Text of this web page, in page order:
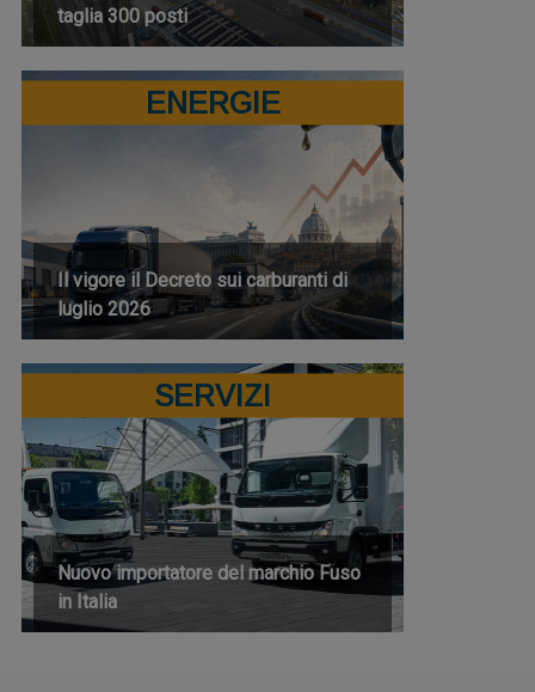
taglia 300 posti
ENERGIE
Il vigore il Decreto sui carburanti di
luglio 2026
SERVIZI
Nuovo importatore del marchio Fuso
in Italia